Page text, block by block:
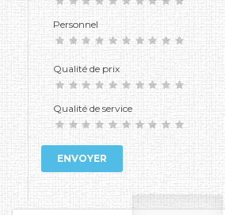
Personnel
Qualité de prix
Qualité de service
ENVOYER